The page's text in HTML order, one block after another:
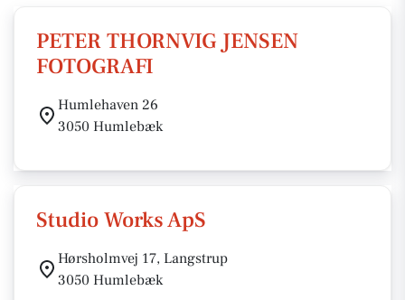
PETER THORNVIG JENSEN
FOTOGRAFI
Humlehaven 26
3050 Humlebæk
Studio Works ApS
Hørsholmvej 17, Langstrup
3050 Humlebæk